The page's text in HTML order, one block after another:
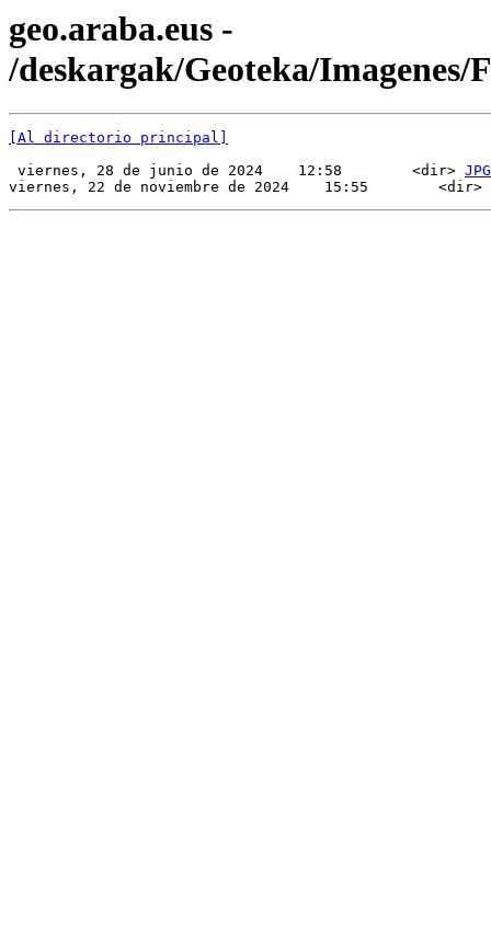
geo.araba.eus -
/deskargak/Geoteka/Imagenes/
[Al directorio principal]
viernes, 28 de junio de 2024    12:58        <dir> JPG
viernes, 22 de noviembre de 2024    15:55        <dir>